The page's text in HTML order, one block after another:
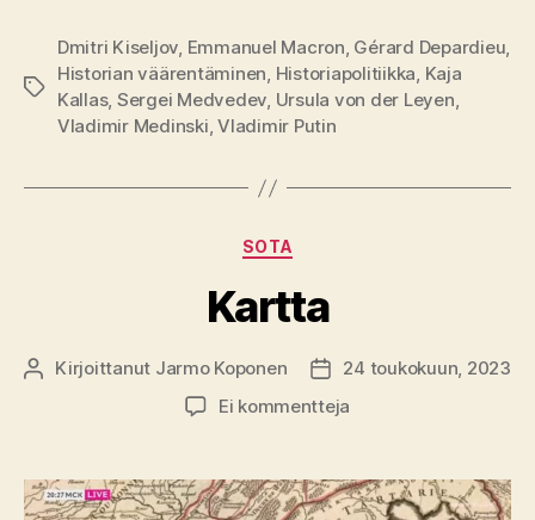
Avainsanat
Dmitri Kiseljov, Emmanuel Macron, Gérard Depardieu,
Historian väärentäminen, Historiapolitiikka, Kaja
Kallas, Sergei Medvedev, Ursula von der Leyen,
Vladimir Medinski,Vladimir Putin
Kategoriat
SOTA
Kartta
Kirjoittaja
Kirjoittanut Jarmo Koponen Julkaisupäivämäärä
24 toukokuun, 2023
Ei kommentteja